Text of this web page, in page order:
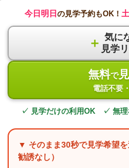
今日明日 の見学予約もOK！
＋ 気に
見学
無料で
電話不要
✓ 見学だけの利用OK ✓ 無
▼ そのまま30秒で見学希望
勧誘なし）